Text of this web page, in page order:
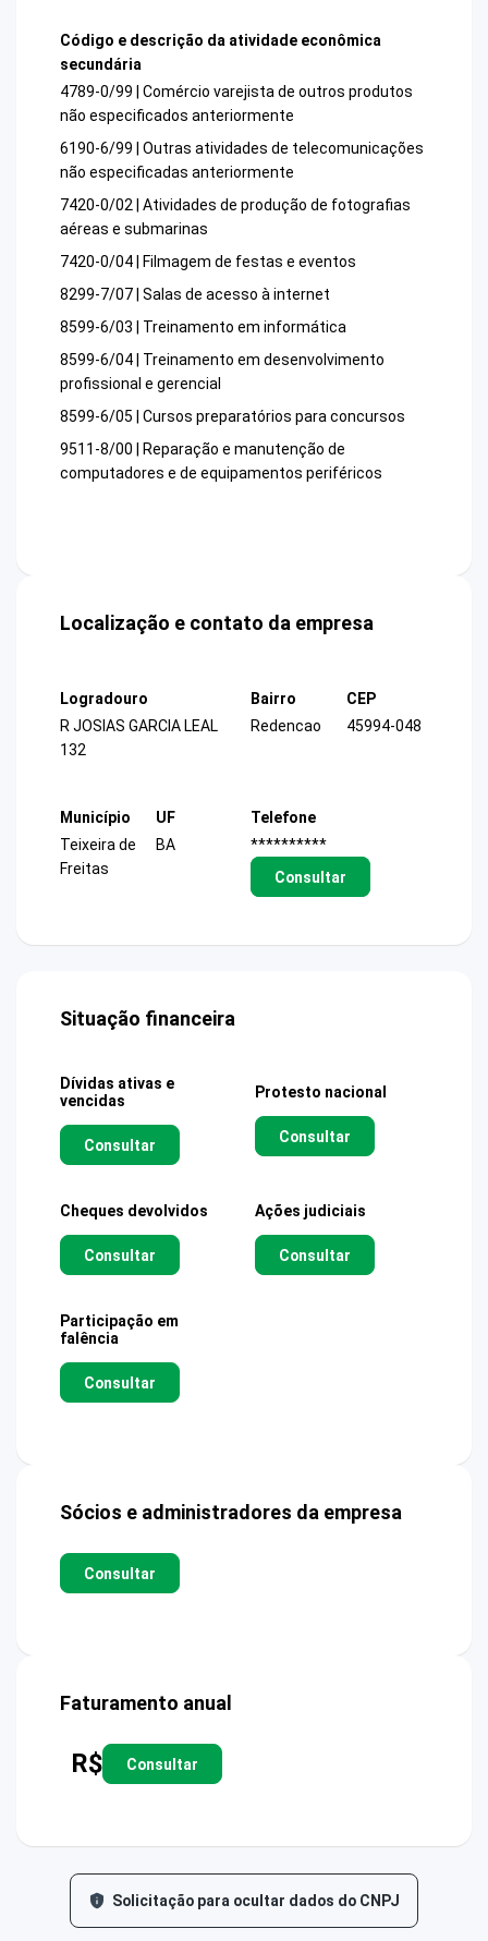
Código e descrição da atividade econômica
secundária
4789-0/99 | Comércio varejista de outros produtos
não especificados anteriormente
6190-6/99 | Outras atividades de telecomunicações
não especificadas anteriormente
7420-0/02 | Atividades de produção de fotografias
aéreas e submarinas
7420-0/04 | Filmagem de festas e eventos
8299-7/07 | Salas de acesso à internet
8599-6/03 | Treinamento em informática
8599-6/04 | Treinamento em desenvolvimento
profissional e gerencial
8599-6/05 | Cursos preparatórios para concursos
9511-8/00 | Reparação e manutenção de
computadores e de equipamentos periféricos
Localização e contato da empresa
Logradouro
R JOSIAS GARCIA LEAL
132
Bairro
Redencao
CEP
45994-048
Município
Teixeira de
Freitas
UF
BA
Telefone
**********
Consultar
Situação financeira
Dívidas ativas e
vencidas
Consultar
Protesto nacional
Consultar
Cheques devolvidos
Consultar
Ações judiciais
Consultar
Participação em
falência
Consultar
Sócios e administradores da empresa
Consultar
Faturamento anual
R$ Consultar
Solicitação para ocultar dados do CNPJ